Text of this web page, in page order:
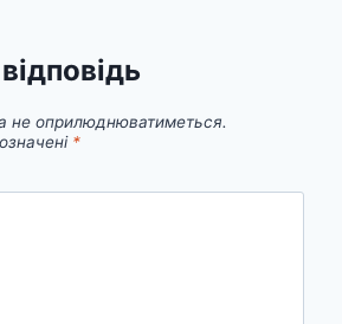
не оприлюднюватиметься.
*